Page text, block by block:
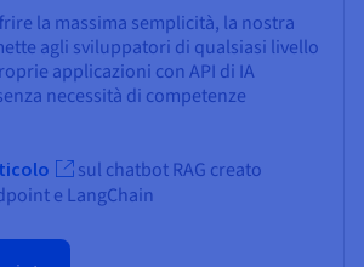
la massima semplicità, la nostra
agli sviluppatori di qualsiasi livello
applicazioni con API di IA
necessità di competenze
sul chatbot RAG creato
e LangChain